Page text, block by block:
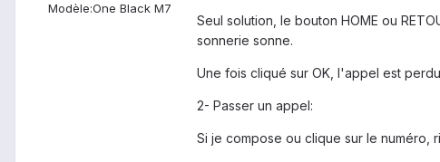
Modèle:One Black M7
Seul solution, le bouton HOME ou
sonnerie sonne.
Une fois cliqué sur OK, l'appel est
2- Passer un appel:
Si je compose ou clique sur le numéro,